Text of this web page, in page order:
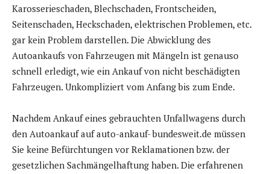
Karosserieschaden, Blechschaden, Frontscheiden,
Seitenschaden, Heckschaden, elektrischen Problemen, etc.
gar kein Problem darstellen. Die Abwicklung des
Autoankaufs von Fahrzeugen mit Mängeln ist genauso
schnell erledigt, wie ein Ankauf von nicht beschädigten
Fahrzeugen. Unkompliziert vom Anfang bis zum Ende.
Nachdem Ankauf eines gebrauchten Unfallwagens durch
den Autoankauf auf auto-ankauf- bundesweit.de müssen
Sie keine Befürchtungen vor Reklamationen bzw. der
gesetzlichen Sachmängelhaftung haben. Die erfahrenen